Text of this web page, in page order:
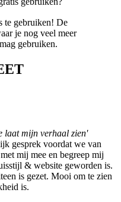
te gebruiken! De
je nog veel meer
gebruiken.
laat mijn verhaal zien'
gesprek voordat we van
mij mee en begreep mij
& website geworden is.
is gezet. Mooi om te zien
is.